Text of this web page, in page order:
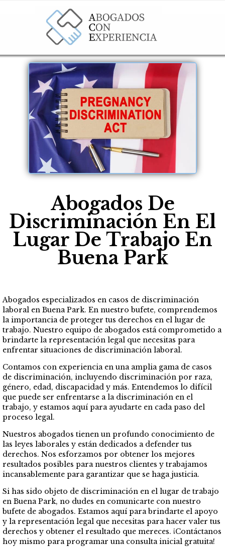
Abogados De
Discriminación En El
Lugar De Trabajo En
Buena Park
Abogados especializados en casos de discriminación
laboral en Buena Park. En nuestro bufete, comprendemos
la importancia de proteger tus derechos en el lugar de
trabajo. Nuestro equipo de abogados está comprometido a
brindarte la representación legal que necesitas para
enfrentar situaciones de discriminación laboral.
Contamos con experiencia en una amplia gama de casos
de discriminación, incluyendo discriminación por raza,
género, edad, discapacidad y más. Entendemos lo difícil
que puede ser enfrentarse a la discriminación en el
trabajo, y estamos aquí para ayudarte en cada paso del
proceso legal.
Nuestros abogados tienen un profundo conocimiento de
las leyes laborales y están dedicados a defender tus
derechos. Nos esforzamos por obtener los mejores
resultados posibles para nuestros clientes y trabajamos
incansablemente para garantizar que se haga justicia.
Si has sido objeto de discriminación en el lugar de trabajo
en Buena Park, no dudes en comunicarte con nuestro
bufete de abogados. Estamos aquí para brindarte el apoyo
y la representación legal que necesitas para hacer valer tus
derechos y obtener el resultado que mereces. ¡Contáctanos
hoy mismo para programar una consulta inicial gratuita!